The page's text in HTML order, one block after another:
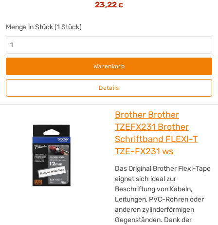
23,22 €
Menge in Stück (1 Stück)
Warenkorb
Details
Brother Brother
TZEFX231 Brother
Schriftband FLEXI-T
TZE-FX231 ws
Das Original Brother Flexi-Tape
eignet sich ideal zur
Beschriftung von Kabeln,
Leitungen, PVC-Rohren oder
anderen zylinderförmigen
Gegenständen. Dank der